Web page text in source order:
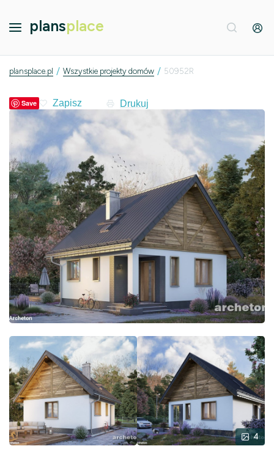
plansplace
plansplace.pl / Wszystkie projekty domów / 50952R
Save Drukuj
4